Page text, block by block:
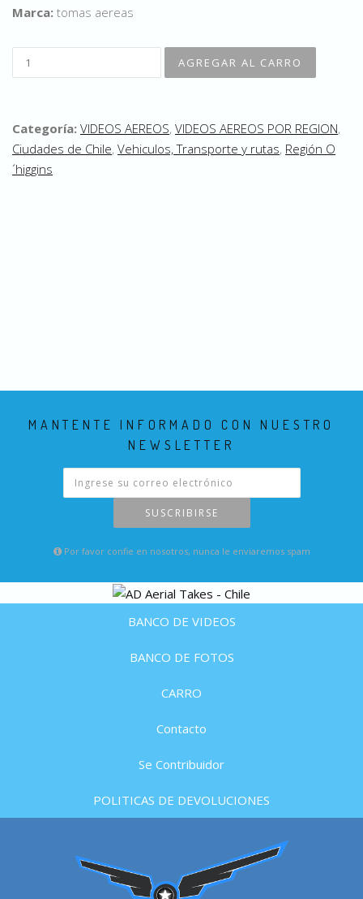
Marca: tomas aereas
Categoría: VIDEOS AEREOS, VIDEOS AEREOS POR REGION,
Ciudades de Chile, Vehiculos, Transporte y rutas, Región O
´higgins
MANTENTE INFORMADO CON NUESTRO
NEWSLETTER
SUSCRIBIRSE
Por favor confie en nosotros, nunca le enviaremos spam
BANCO DE VIDEOS
BANCO DE FOTOS
CARRO
Contacto
Se Contribuidor
POLITICAS DE DEVOLUCIONES